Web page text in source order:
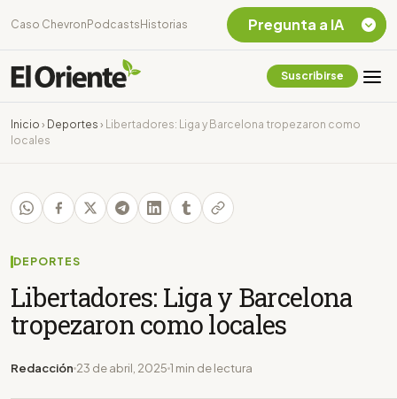
Caso Chevron Podcasts Historias
Suscribirse
Inicio › Deportes ›
Libertadores: Liga y Barcelona tropezaron como
locales
DEPORTES
Libertadores: Liga y Barcelona
tropezaron como locales
Redacción 23 de abril, 2025 1 min de lectura
Pregunta a IA
Chevron Ecuador